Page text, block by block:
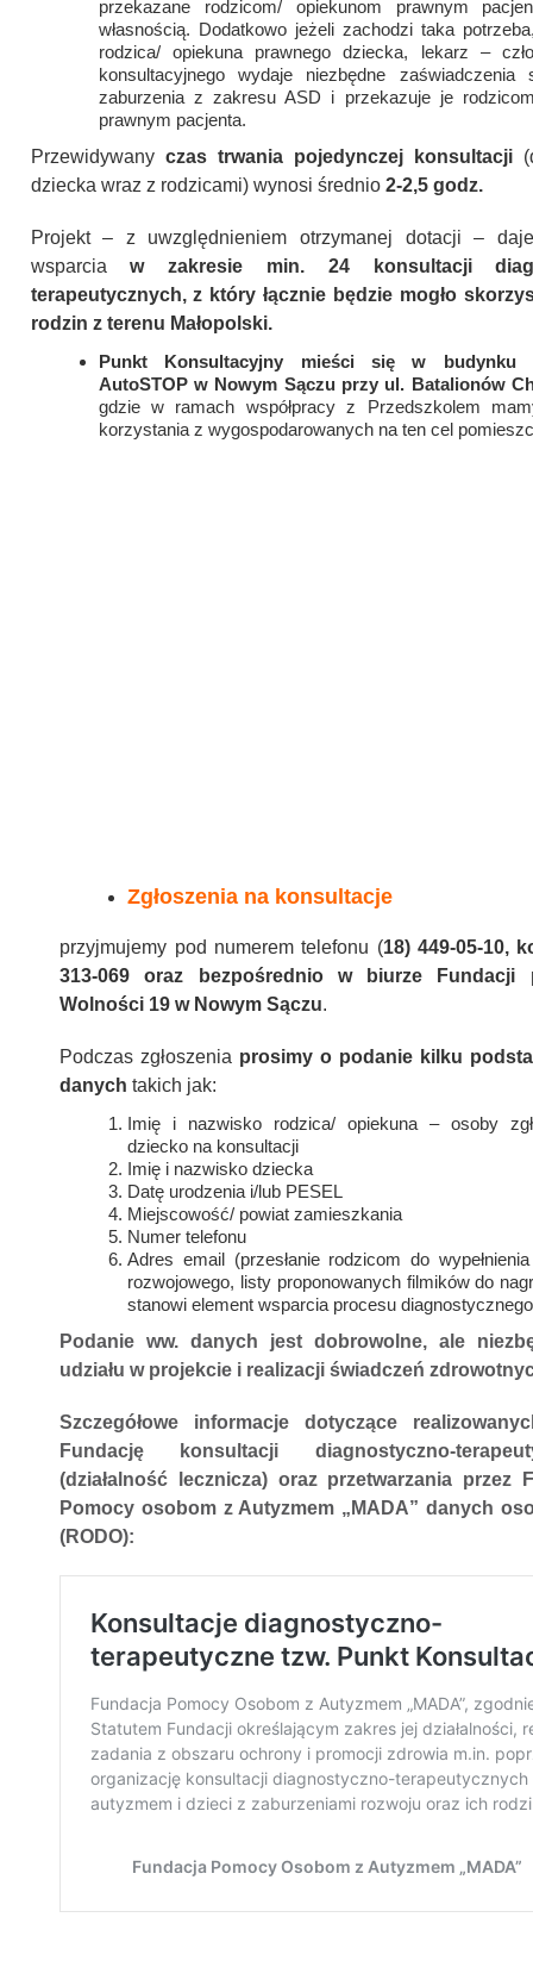
przekazane rodzicom/ opiekunom prawnym
własnością. Dodatkowo jeżeli zachodzi taka
rodzica/ opiekuna prawnego dziecka, lekarz –
konsultacyjnego wydaje niezbędne zaświadczenia
zaburzenia z zakresu ASD i przekazuje je
prawnym pacjenta.
Przewidywany czas trwania pojedynczej konsultacji
dziecka wraz z rodzicami) wynosi średnio 2-2,5 godz.
Projekt – z uwzględnieniem otrzymanej dotacji –
wsparciaw zakresie min. 24 konsultacji
terapeutycznych, z który łącznie będzie mogło
rodzin z terenu Małopolski.
Punkt Konsultacyjny mieści się w budynku
AutoSTOP w Nowym Sączu przy ul. Batalionów
gdzie w ramach współpracy z Przedszkolem
korzystania z wygospodarowanych na ten cel
Zgłoszenia na konsultacje
przyjmujemy pod numerem telefonu (18) 449-05-10,
313-069 oraz bezpośrednio w biurze Fundacji
Wolności 19 w Nowym Sączu.
Podczas zgłoszenia prosimy o podanie kilku
danych takich jak:
Imię i nazwisko rodzica/ opiekuna – osoby
dziecko na konsultacji
Imię i nazwisko dziecka
Datę urodzenia i/lub PESEL
Miejscowość/ powiat zamieszkania
Numer telefonu
Adres email (przesłanie rodzicom do
rozwojowego, listy proponowanych filmików do
stanowi element wsparcia procesu
Podanie ww. danych jest dobrowolne, ale
udziału w projekcie i realizacji świadczeń
Szczegółowe informacje dotyczące
Fundację konsultacji diagnostyczno-
(działalność lecznicza) oraz przetwarzania przez
Pomocy osobom z Autyzmem „MADA” danych
(RODO):